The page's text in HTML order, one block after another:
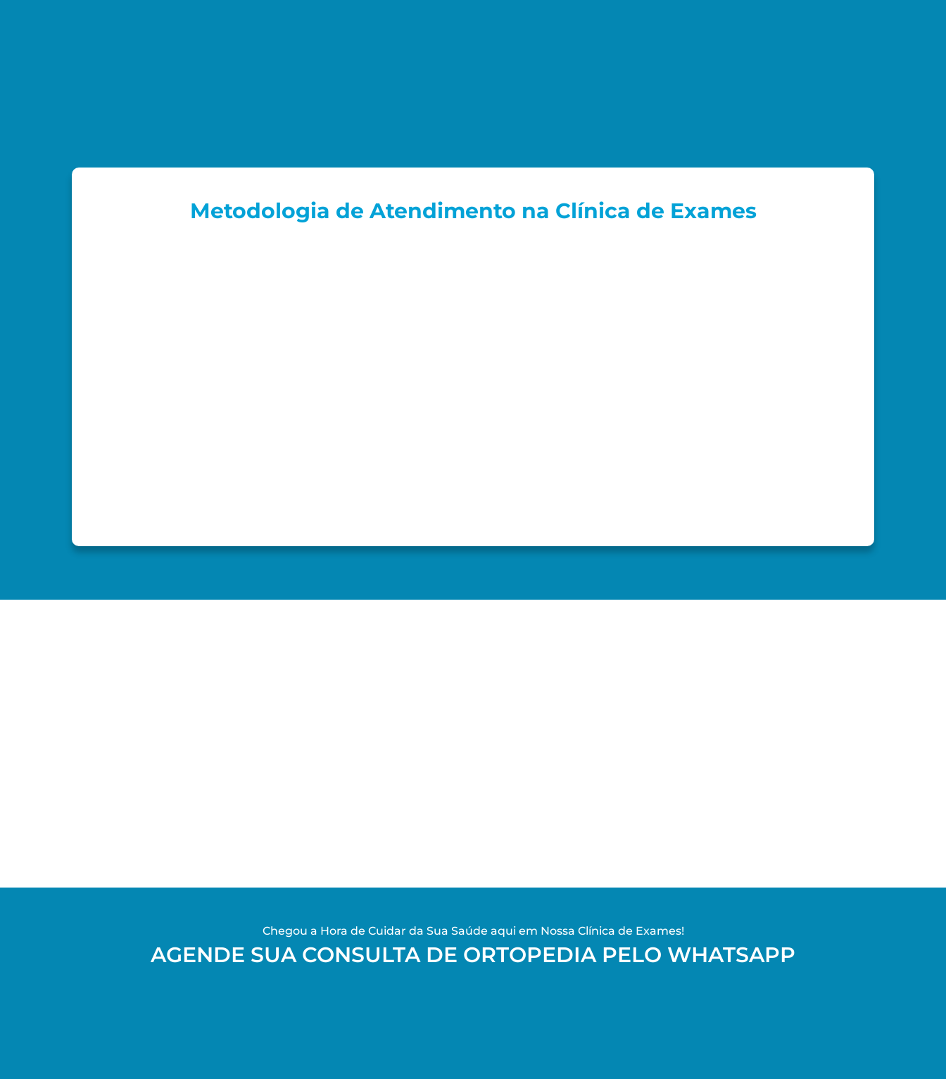
Metodologia de Atendimento na Clínica de Exames
Chegou a Hora de Cuidar da Sua Saúde aqui em Nossa Clínica de Exames!
AGENDE SUA CONSULTA DE ORTOPEDIA PELO WHATSAPP